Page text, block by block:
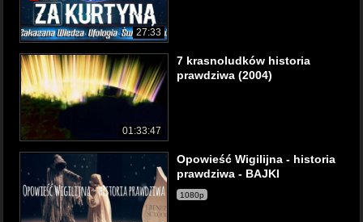
27:33
01:33:47
7 krasnoludków historia
prawdziwa (2004)
Opowieść Wigilijna - historia
prawdziwa - BAJKI
1080p